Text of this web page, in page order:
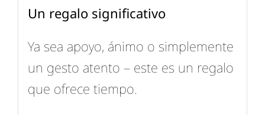
Un regalo significativo
Ya sea apoyo, ánimo o simplemente
un gesto atento – este es un regalo
que ofrece tiempo.